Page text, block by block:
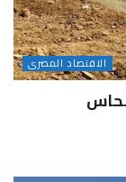
الاقتصاد المصرى